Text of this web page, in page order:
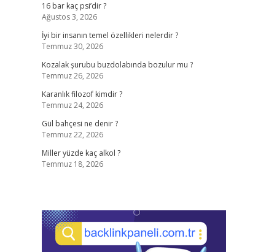
16 bar kaç psi’dir ?
Ağustos 3, 2026
İyi bir insanın temel özellikleri nelerdir ?
Temmuz 30, 2026
Kozalak şurubu buzdolabında bozulur mu ?
Temmuz 26, 2026
Karanlık filozof kimdir ?
Temmuz 24, 2026
Gül bahçesi ne denir ?
Temmuz 22, 2026
Miller yüzde kaç alkol ?
Temmuz 18, 2026